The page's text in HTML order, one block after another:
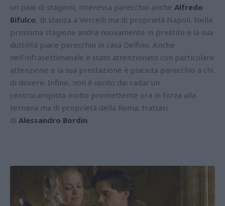
un paio di stagioni, interessa parecchio anche Alfredo
Bifulco, di stanza a Vercelli ma di proprietà Napoli. Nella
prossima stagione andrà nuovamente in prestito e la sua
duttilità piace parecchio in casa Delfino. Anche
nell'infrasettimanale è stato attenzionato con particolare
attenzione e la sua prestazione è piaciuta parecchio a chi
di dovere. Infine, non è uscito dai radar un
centrocampista molto promettente ora in forza alla
ternana ma di proprietà della Roma: trattasi
di Alessandro Bordin.